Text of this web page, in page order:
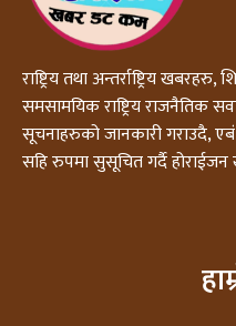
राष्ट्रिय तथा अन्तर्राष्ट्रिय खबरहरु,
समसामयिक राष्ट्रिय राजनैतिक
सूचनाहरुको जानकारी गराउदै,
सहि रुपमा सुसूचित गर्दै